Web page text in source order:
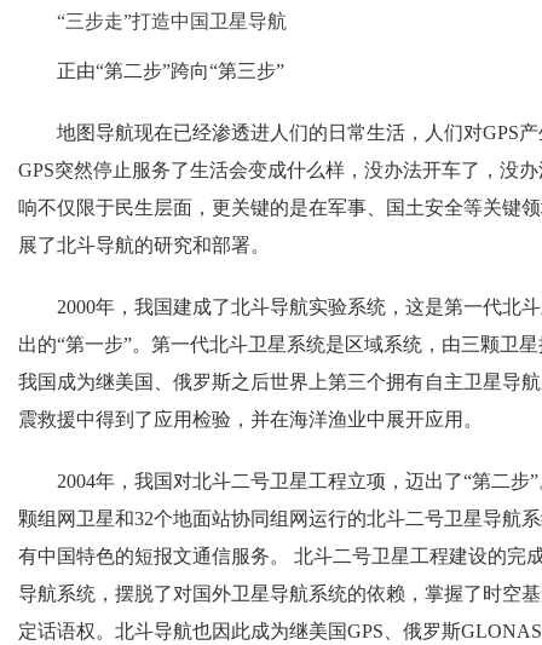
“三步走”打造中国卫星导航
正由“第二步”跨向“第三步”
地图导航现在已经渗透进人们的日常生活，人们对GPS产
GPS突然停止服务了生活会变成什么样，没办法开车了，没
响不仅限于民生层面，更关键的是在军事、国土安全等关键
展了北斗导航的研究和部署。
2000年，我国建成了北斗导航实验系统，这是第一代北
出的“第一步”。第一代北斗卫星系统是区域系统，由三颗卫
我国成为继美国、俄罗斯之后世界上第三个拥有自主卫星导
震救援中得到了应用检验，并在海洋渔业中展开应用。
2004年，我国对北斗二号卫星工程立项，迈出了“第二步”
颗组网卫星和32个地面站协同组网运行的北斗二号卫星导航
有中国特色的短报文通信服务。 北斗二号卫星工程建设的完
导航系统，摆脱了对国外卫星导航系统的依赖，掌握了时空
定话语权。北斗导航也因此成为继美国GPS、俄罗斯